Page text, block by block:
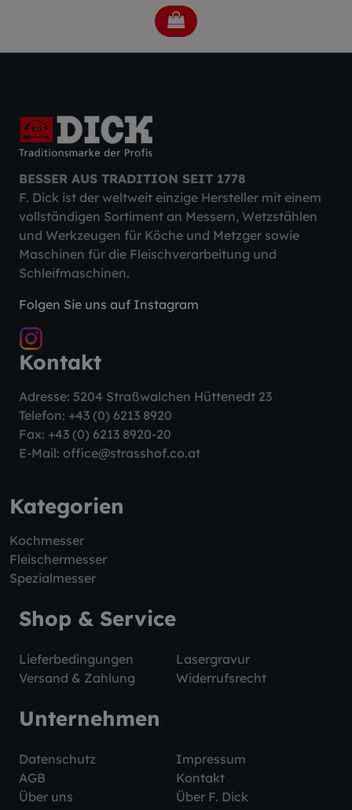
BESSER AUS TRADITION SEIT 1778
F. Dick ist der weltweit einzige Hersteller mit einem
vollständigen Sortiment an Messern, Wetzstählen
und Werkzeugen für Köche und Metzger sowie
Maschinen für die Fleischverarbeitung und
Schleifmaschinen.
Folgen Sie uns auf Instagram
Kontakt
Adresse: 5204 Straßwalchen Hüttenedt 23
Telefon: +43 (0) 6213 8920
Fax: +43 (0) 6213 8920-20
E-Mail: office@strasshof.co.at
Kategorien
Kochmesser
Fleischermesser
Spezialmesser
Shop & Service
Lieferbedingungen
Lasergravur
Versand & Zahlung
Widerrufsrecht
Unternehmen
Datenschutz
Impressum
AGB
Kontakt
Über uns
Über F. Dick